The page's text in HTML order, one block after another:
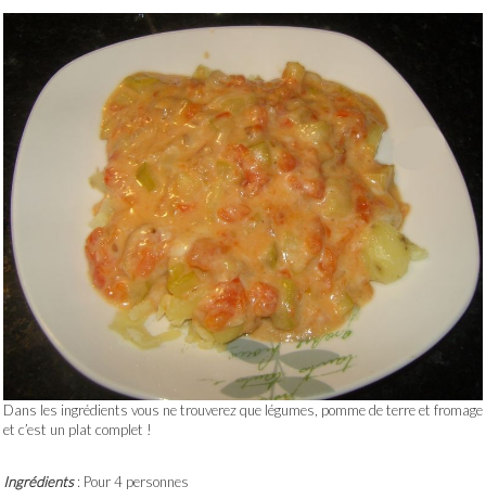
Dans les ingrédients vous ne trouverez que légumes, pomme de terre et fromage
et c’est un plat complet !
Ingrédients: Pour 4 personnes